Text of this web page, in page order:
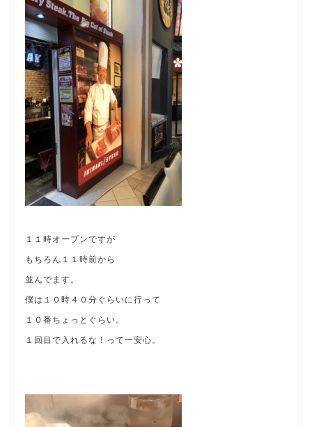
１１時オープンですが
もちろん１１時前から
並んでます。
僕は１０時４０分ぐらいに行って
１０番ちょっとぐらい。
１回目で入れるな！って一安心。